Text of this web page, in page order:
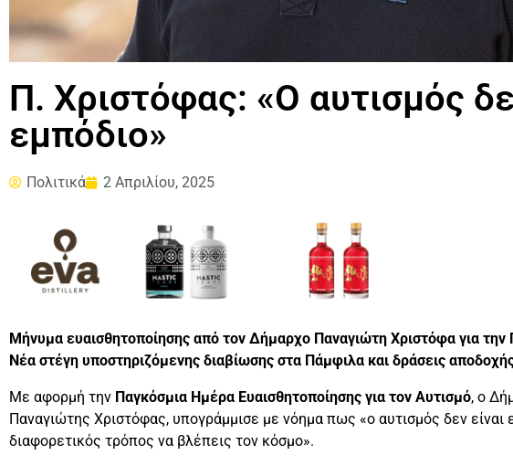
Π. Χριστόφας: «Ο αυτισμός
εμπόδιο»
Πολιτικά 2 Απριλίου, 2025
Μήνυμα ευαισθητοποίησης από τον Δήμαρχο Παναγιώτη Χριστόφα για
Νέα στέγη υποστηριζόμενης διαβίωσης στα Πάμφιλα και δράσεις
Με αφορμή την Παγκόσμια Ημέρα Ευαισθητοποίησης για τον Αυτισμό, ο
Παναγιώτης Χριστόφας, υπογράμμισε με νόημα πως «ο αυτισμός δεν είναι
διαφορετικός τρόπος να βλέπεις τον κόσμο».